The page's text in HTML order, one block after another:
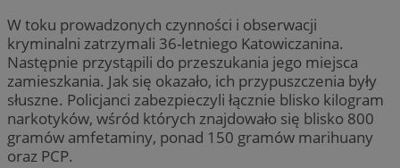
W toku prowadzonych czynności i obserwacji
kryminalni zatrzymali 36-letniego Katowiczanina.
Następnie przystąpili do przeszukania jego miejsca
zamieszkania. Jak się okazało, ich przypuszczenia były
słuszne. Policjanci zabezpieczyli łącznie blisko kilogram
narkotyków, wśród których znajdowało się blisko 800
gramów amfetaminy, ponad 150 gramów marihuany
oraz PCP.